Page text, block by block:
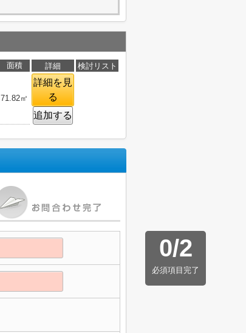
面積 詳細 検討リスト
71.82㎡
詳細を見
る
追加する
0/2
必須項目完了